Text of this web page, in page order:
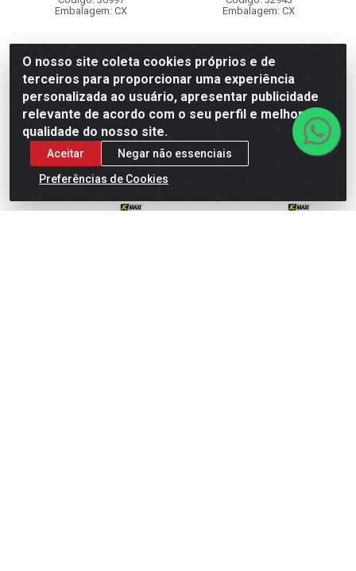
Embalagem: CX
R$ 280,00
Adicionar
Embalagem: CX
R$ 270,00
Adicionar
O nosso site coleta cookies próprios e de
terceiros para proporcionar uma experiência
personalizada ao usuário, apresentar publicidade
relevante de acordo com o seu perfil e melhorar a
qualidade do nosso site.
Aceitar
Negar não essenciais
Preferências de Cookies